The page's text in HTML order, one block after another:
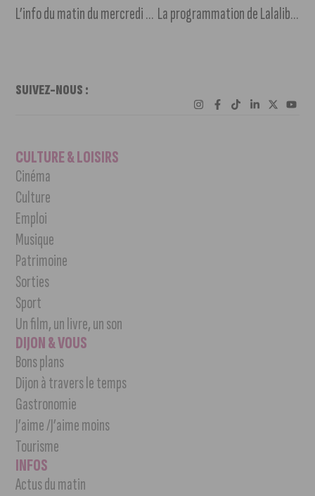
L’info du matin du mercredi 10 mai 2023 La programmation de Lalalib 2023 (concert de rentrée)
SUIVEZ-NOUS :
CULTURE & LOISIRS
Cinéma
Culture
Emploi
Musique
Patrimoine
Sorties
Sport
Un film, un livre, un son
DIJON & VOUS
Bons plans
Dijon à travers le temps
Gastronomie
J’aime /J’aime moins
Tourisme
INFOS
Actus du matin